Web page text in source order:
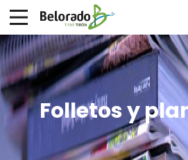
Folletos y